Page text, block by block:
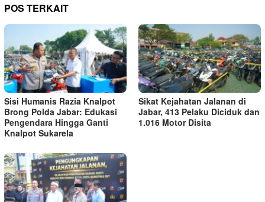
POS TERKAIT
Sisi Humanis Razia Knalpot
Brong Polda Jabar: Edukasi
Pengendara Hingga Ganti
Knalpot Sukarela
Sikat Kejahatan Jalanan di
Jabar, 413 Pelaku Diciduk dan
1.016 Motor Disita